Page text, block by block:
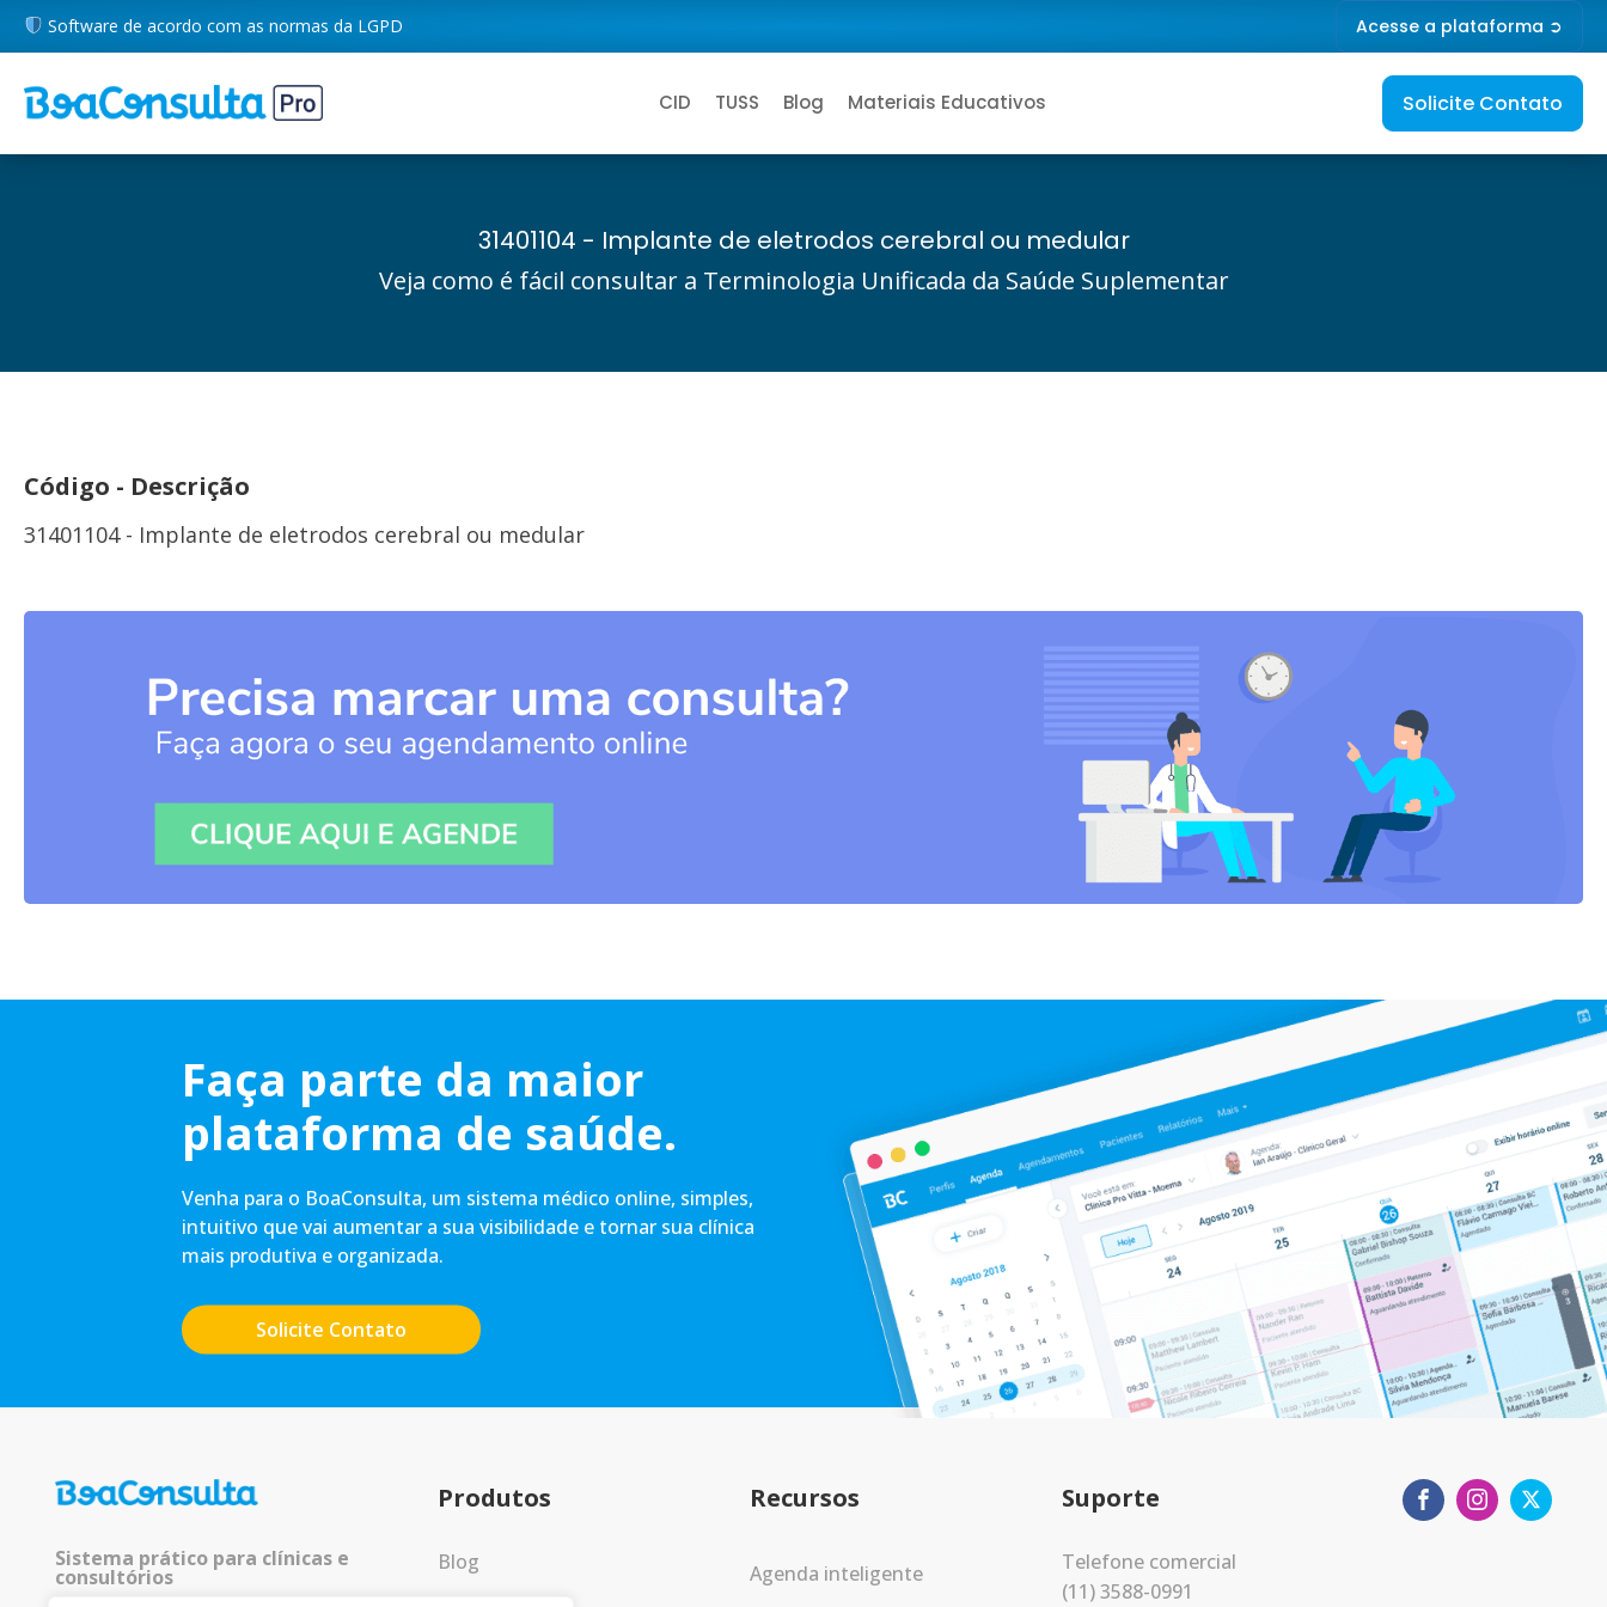
Software de acordo com as normas da LGPD Acesse a plataforma ➲
CID TUSS Blog Materiais Educativos Solicite Contato
31401104 - Implante de eletrodos cerebral ou medular
Veja como é fácil consultar a Terminologia Unificada da Saúde Suplementar
Código - Descrição
31401104 - Implante de eletrodos cerebral ou medular
Faça parte da maior
plataforma de saúde.
Venha para o BoaConsulta, um sistema médico online, simples,
intuitivo que vai aumentar a sua visibilidade e tornar sua clínica
mais produtiva e organizada.
Solicite Contato
Sistema prático para clínicas e
consultórios
Produtos
Blog
Recursos
Agenda inteligente
Suporte
Telefone comercial
(11) 3588-0991